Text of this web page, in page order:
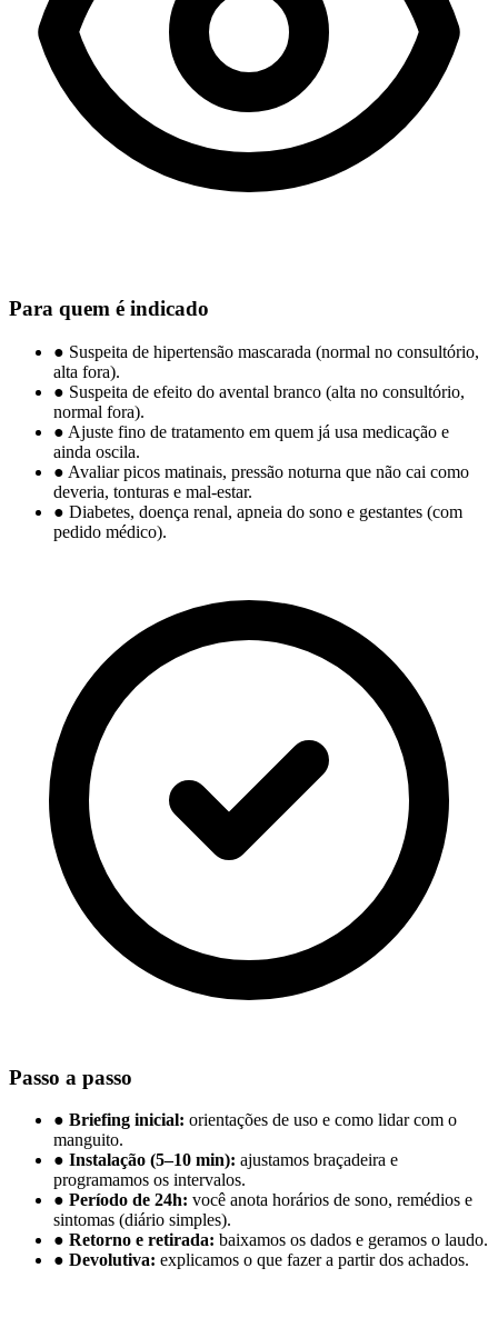
Para quem é indicado
● Suspeita de hipertensão mascarada (normal no consultório,
alta fora).
● Suspeita de efeito do avental branco (alta no consultório,
normal fora).
● Ajuste fino de tratamento em quem já usa medicação e
ainda oscila.
● Avaliar picos matinais, pressão noturna que não cai como
deveria, tonturas e mal-estar.
● Diabetes, doença renal, apneia do sono e gestantes (com
pedido médico).
Passo a passo
● Briefing inicial: orientações de uso e como lidar com o
manguito.
● Instalação (5–10 min): ajustamos braçadeira e
programamos os intervalos.
● Período de 24h: você anota horários de sono, remédios e
sintomas (diário simples).
● Retorno e retirada: baixamos os dados e geramos o laudo.
● Devolutiva: explicamos o que fazer a partir dos achados.